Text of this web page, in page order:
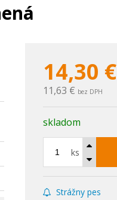
14,30 €
11,63 € bez DPH
skladom
ks
Strážny pes